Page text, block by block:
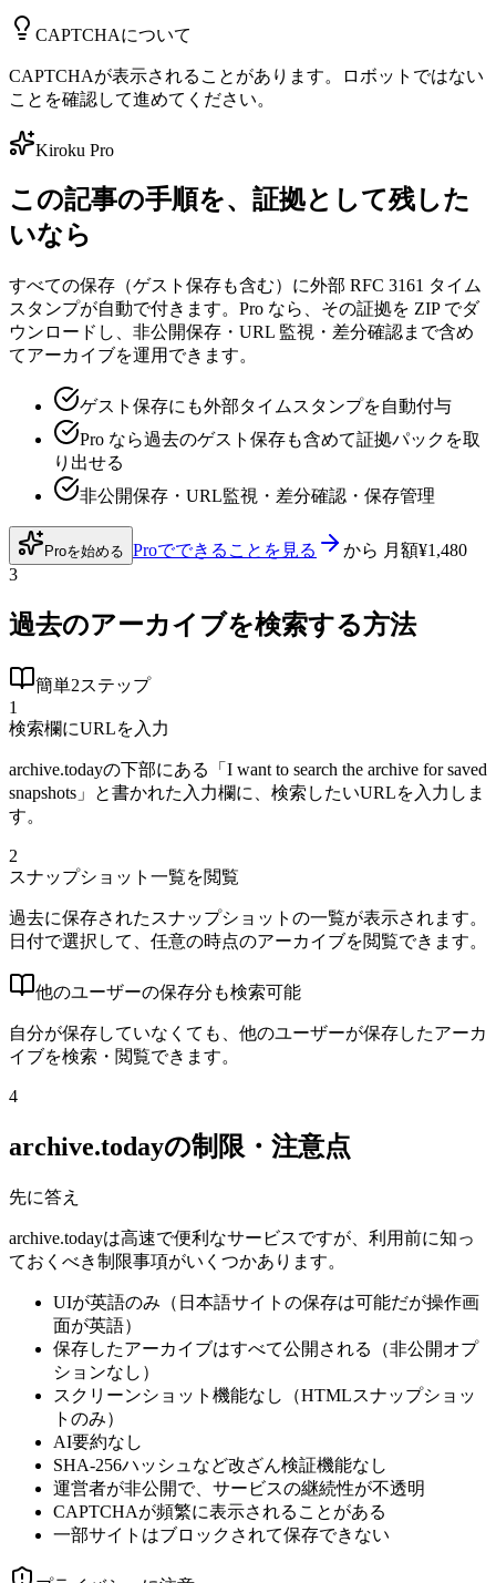
CAPTCHAについて
CAPTCHAが表示されることがあります。ロボットではない
ことを確認して進めてください。
Kiroku Pro
この記事の手順を、証拠として残した
いなら
すべての保存（ゲスト保存も含む）に外部 RFC 3161 タイム
スタンプが自動で付きます。Pro なら、その証拠を ZIP でダ
ウンロードし、非公開保存・URL 監視・差分確認まで含め
てアーカイブを運用できます。
ゲスト保存にも外部タイムスタンプを自動付与
Pro なら過去のゲスト保存も含めて証拠パックを取
り出せる
非公開保存・URL監視・差分確認・保存管理
Proを始める Proでできることを見る から 月額¥1,480
3
過去のアーカイブを検索する方法
簡単2ステップ
1
検索欄にURLを入力
archive.todayの下部にある「I want to search the archive for saved
snapshots」と書かれた入力欄に、検索したいURLを入力しま
す。
2
スナップショット一覧を閲覧
過去に保存されたスナップショットの一覧が表示されます。
日付で選択して、任意の時点のアーカイブを閲覧できます。
他のユーザーの保存分も検索可能
自分が保存していなくても、他のユーザーが保存したアーカ
イブを検索・閲覧できます。
4
archive.todayの制限・注意点
先に答え
archive.todayは高速で便利なサービスですが、利用前に知っ
ておくべき制限事項がいくつかあります。
UIが英語のみ（日本語サイトの保存は可能だが操作画
面が英語）
保存したアーカイブはすべて公開される（非公開オプ
ションなし）
スクリーンショット機能なし（HTMLスナップショッ
トのみ）
AI要約なし
SHA-256ハッシュなど改ざん検証機能なし
運営者が非公開で、サービスの継続性が不透明
CAPTCHAが頻繁に表示されることがある
一部サイトはブロックされて保存できない